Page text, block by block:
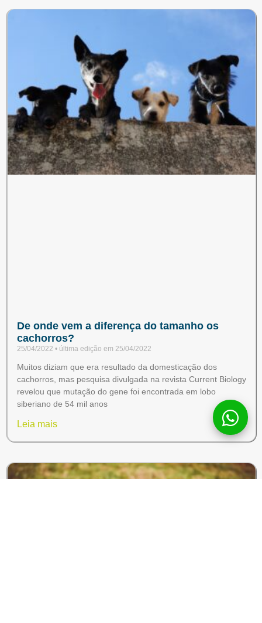
De onde vem a diferença do tamanho os
cachorros?
25/04/2022 25/04/2022
Muitos diziam que era resultado da domesticação dos
cachorros, mas pesquisa divulgada na revista Current Biology
revelou que mutação do gene foi encontrada em lobo
siberiano de 54 mil anos
Leia mais